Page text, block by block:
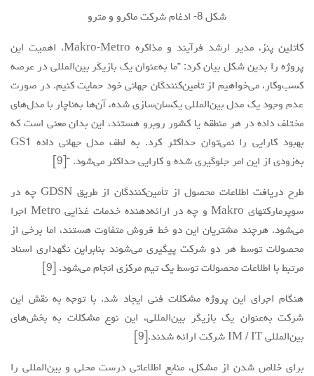
شکل 8- ادغام شرکت ماکرو و مترو
کاتلین پنز، مدیر ارشد فرآیند و مذاکره Makro-Metro، اهمیت این
پروژه را بدین شکل بیان کرد: “ما به‌عنوان یک بازیگر بین‌المللی در عرصه
کسب‌وکار، می‌خواهیم از تأمین‌کنندگان جهانی خود حمایت کنیم. در صورت
عدم وجود یک مدل بین‌المللی یکسان‌سازی شده، آن‌ها به‌ناچار با مدل‌های
مختلف داده در هر منطقه یا کشور روبرو هستند، این بدان معنی است که
بهبود کارایی را نمی‌توان حداکثر کرد. به لطف مدل جهانی داده GS1
به‌زودی از این امر جلوگیری شده و کارایی حداکثر می‌شود. “[9]
طرح دریافت اطلاعات محصول از تأمین‌کنندگان از طریق GDSN چه در
سوپرمارکتهای Makro و چه در ارائه‌دهنده خدمات غذایی Metro اجرا
می‌شود. هرچند مشتریان این دو خط فروش متفاوت هستند، اما برخی از
محصولات توسط هر دو شرکت پیگیری می‌شوند بنابراین نگهداری اسناد
مرتبط با اطلاعات محصولات توسط یک تیم مرکزی انجام می‌شود. [9]
هنگام اجرای این پروژه مشکلات فنی ایجاد شد. با توجه به نقش این
شرکت به‌عنوان یک بازیگر بین‌المللی، این نوع مشکلات به بخش‌های
بین‌المللی IM / IT شرکت ارائه شدند.[9]
برای خلاص شدن از مشکل، منابع اطلاعاتی درست محلی و بین‌المللی را